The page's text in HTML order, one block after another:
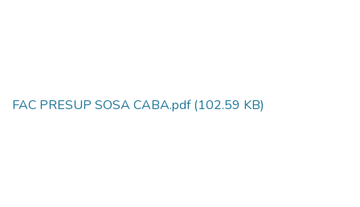
FAC PRESUP SOSA CABA.pdf(102.59 KB)